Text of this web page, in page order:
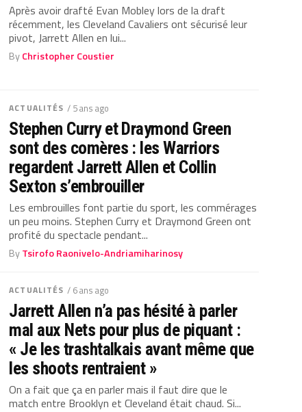
Après avoir drafté Evan Mobley lors de la draft
récemment, les Cleveland Cavaliers ont sécurisé leur
pivot, Jarrett Allen en lui...
ByChristopher Coustier
ACTUALITÉS / 5 ans ago
Stephen Curry et Draymond Green
sont des comères : les Warriors
regardent Jarrett Allen et Collin
Sexton s’embrouiller
Les embrouilles font partie du sport, les commérages
un peu moins. Stephen Curry et Draymond Green ont
profité du spectacle pendant...
ByTsirofo Raonivelo-Andriamiharinosy
ACTUALITÉS / 6 ans ago
Jarrett Allen n’a pas hésité à parler
mal aux Nets pour plus de piquant :
« Je les trashtalkais avant même que
les shoots rentraient »
On a fait que ça en parler mais il faut dire que le
match entre Brooklyn et Cleveland était chaud. Si...